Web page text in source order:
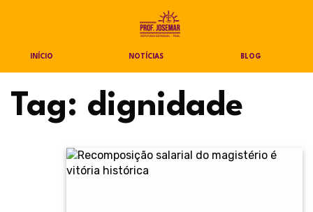
INÍCIO NOTÍCIAS BLOG
Tag: dignidade